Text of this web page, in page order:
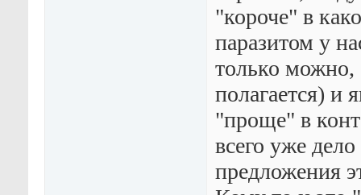
"короче" в
паразитом у
только можно,
полагается) и
"проще" в
всего уже
предложения